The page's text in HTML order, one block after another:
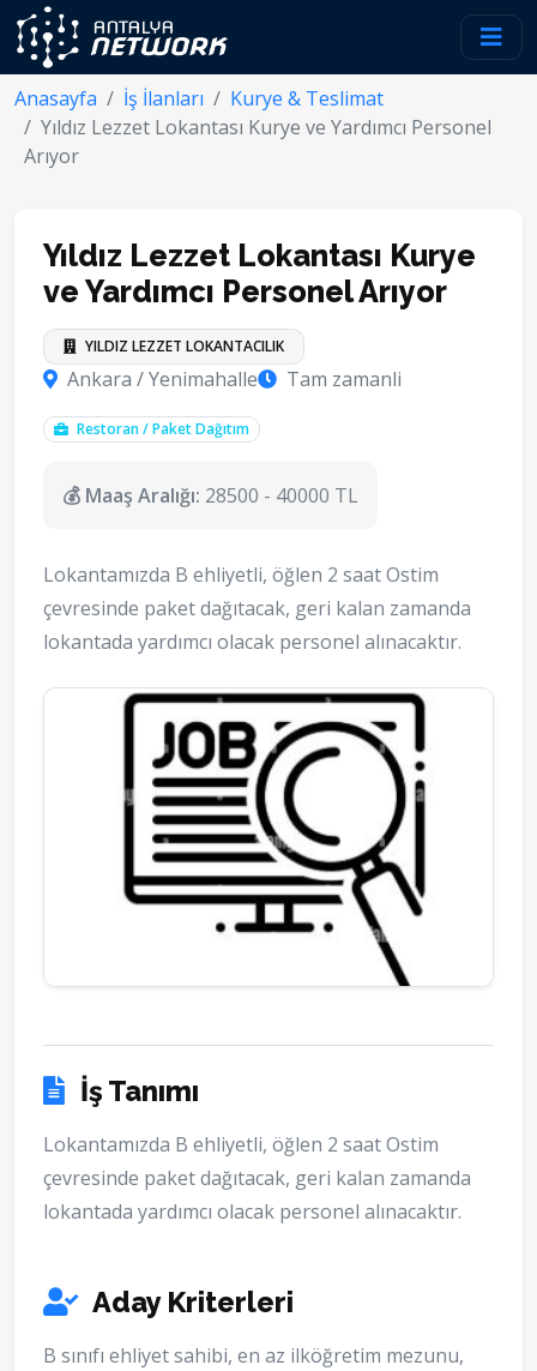
Anasayfa İş İlanları
Kurye & Teslimat
Yıldız Lezzet Lokantası Kurye ve Yardımcı Personel
Arıyor
Yıldız Lezzet Lokantası Kurye
ve Yardımcı Personel Arıyor
YILDIZ LEZZET LOKANTACILIK
Ankara / Yenimahalle Tam zamanli
Restoran / Paket Dağıtım
💰 Maaş Aralığı: 28500 - 40000 TL
Lokantamızda B ehliyetli, öğlen 2 saat Ostim
çevresinde paket dağıtacak, geri kalan zamanda
lokantada yardımcı olacak personel alınacaktır.
İş Tanımı
Lokantamızda B ehliyetli, öğlen 2 saat Ostim
çevresinde paket dağıtacak, geri kalan zamanda
lokantada yardımcı olacak personel alınacaktır.
Aday Kriterleri
B sınıfı ehliyet sahibi, en az ilköğretim mezunu,